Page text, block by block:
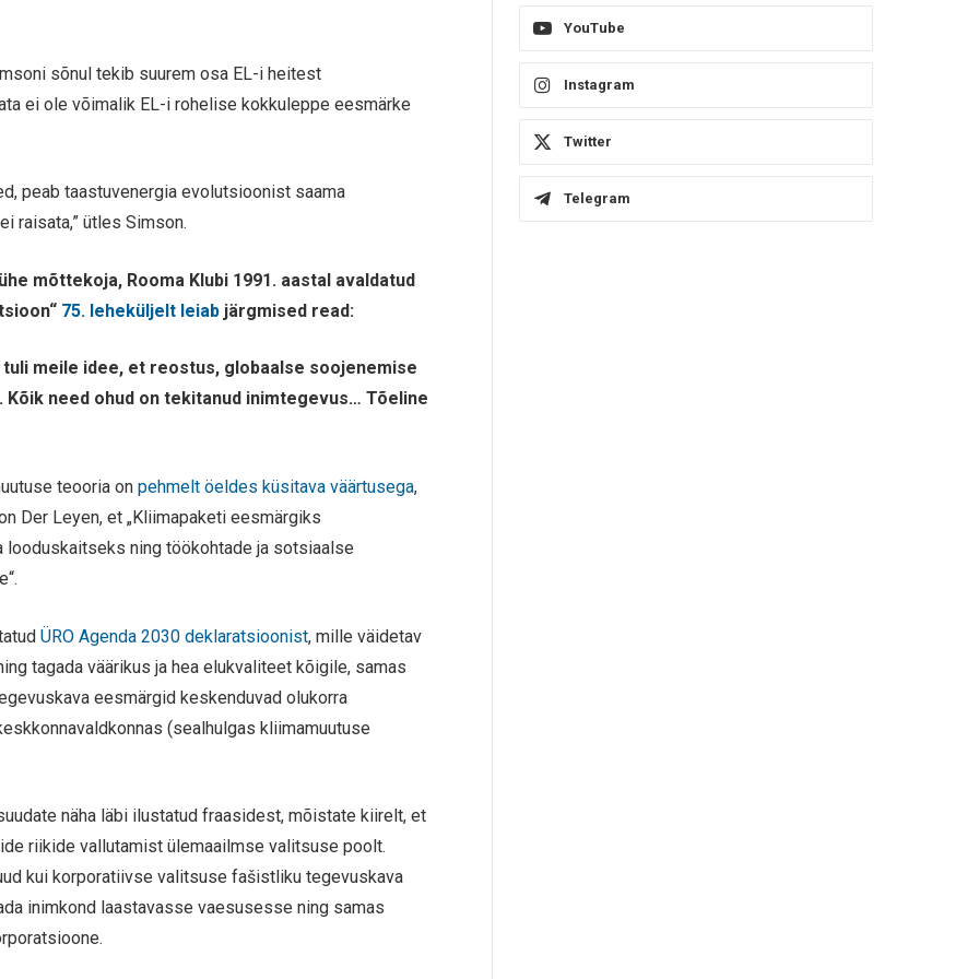
sõnul tekib suurem osa EL-i heitest
ei ole võimalik EL-i rohelise kokkuleppe eesmärke
peab taastuvenergia evolutsioonist saama
raisata,” ütles Simson.
mõttekoja, Rooma Klubi 1991. aastal avaldatud
75. leheküljelt leiab järgmised read:
meile idee, et reostus, globaalse soojenemise
Kõik need ohud on tekitanud inimtegevus… Tõeline
teooria onpehmelt öeldes küsitava väärtusega,
Der Leyen, et „Kliimapaketi eesmärgiks
ning töökohtade ja sotsiaalse
ÜRO Agenda 2030 deklaratsioonist, mille väidetav
tagada väärikus ja hea elukvaliteet kõigile, samas
eesmärgid keskenduvad olukorra
(sealhulgas kliimamuutuse
näha läbi ilustatud fraasidest, mõistate kiirelt, et
riikide vallutamist ülemaailmse valitsuse poolt.
kui korporatiivse valitsuse fašistliku tegevuskava
inimkond laastavasse vaesusesse ning samas
YouTube
Instagram
Twitter
Telegram